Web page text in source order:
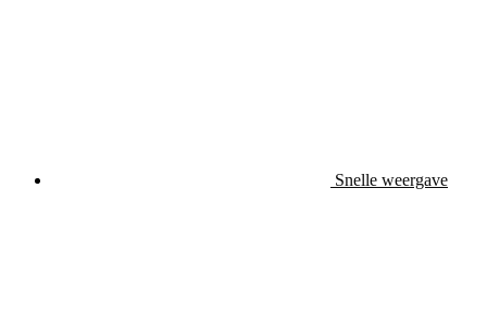
Snelle weergave